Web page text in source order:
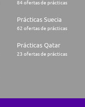
84 ofertas de prácticas
Prácticas Suecia
62 ofertas de prácticas
Prácticas Qatar
23 ofertas de prácticas